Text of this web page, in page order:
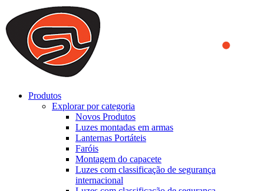
We use cookies to ensure that we provide you the best experience
on our website. By continuing to browse this website, you accept
that cookies are used to help us analyze how the website is used and
to offer you a better experience. To learn more or to find out how
you can disable cookies, you can access our
Produtos
Explorar por categoria
Novos Produtos
Luzes montadas em armas
Lanternas Portáteis
Faróis
Montagem do capacete
Luzes com classificação de segurança
internacional